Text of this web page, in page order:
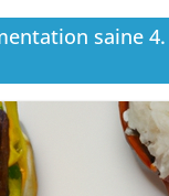
saine 4.